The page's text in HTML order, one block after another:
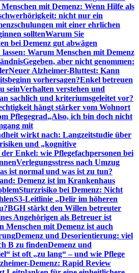
mit Demenz: Wenn Hilfe als
nicht nur ein
mit einer ehrlichen
solltenWarum Sie
bei Demenz gut abwägen
Warum Menschen mit Demenz
Gegeben, aber nicht genommen:
Neuer Alzheimer-Bluttest: Kann
vorhersagen?Enkel betreuen
seinVerhalten verstehen und
sachlich und kriteriumsgeleitet vor?
hängt stärker vom Wohnort
Pflegegrad„Also, ich bin doch nicht
mit
wirkt nach: Langzeitstudie über
und „kognitive
Enkel: wie Pflegefachpersonen bei
Verlegungsstress nach Umzug
ist normal und was ist zu tun?
Demenz ist im Krankenhaus
Sturzrisiko bei Demenz: Nicht
S3-Leitlinie „Delir im höheren
BGH stärkt den Willen betreuter
Angehörigen als Betreuer ist
Menschen mit Demenz ist auch
Demenz und Desorientierung: viel
B zu findenDemenz und
ist oft „zu lang“ – und wie Pflege
Demenz: Rapid Review